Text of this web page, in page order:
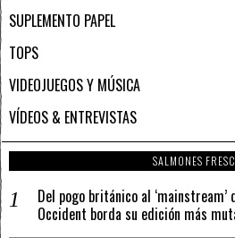
SUPLEMENTO PAPEL
TOPS
VIDEOJUEGOS Y MÚSICA
VÍDEOS & ENTREVISTAS
SALMONES
Del pogo británico al
Occident borda su edición más